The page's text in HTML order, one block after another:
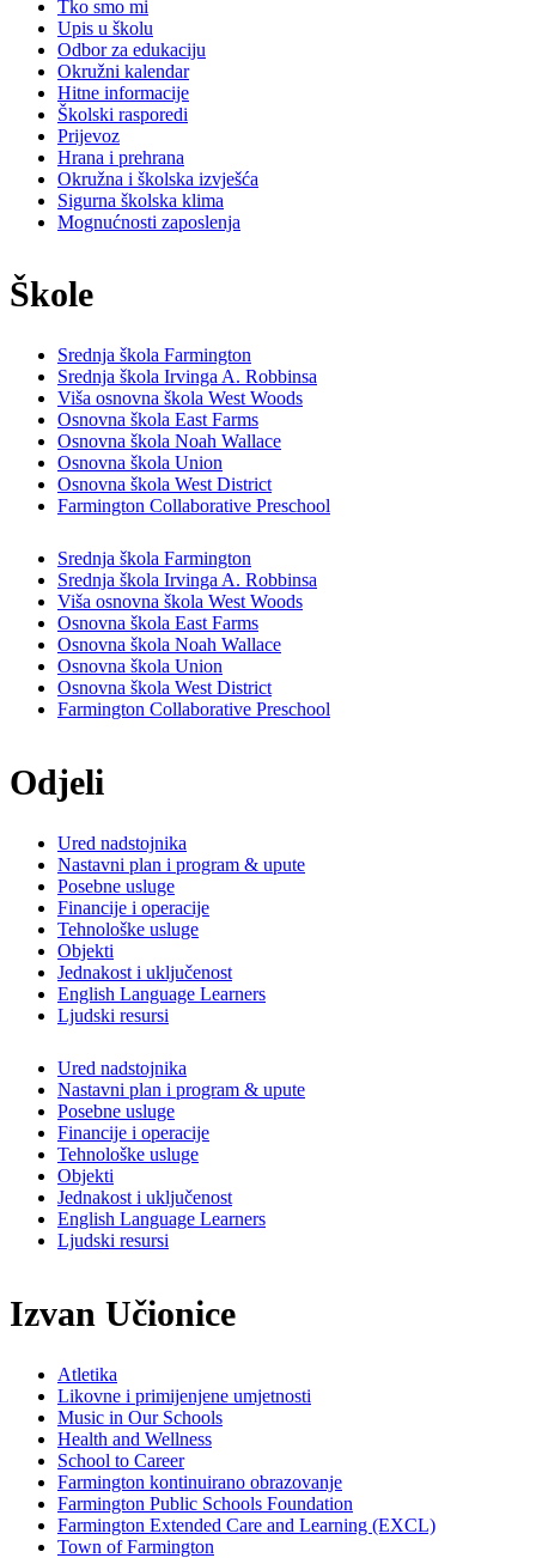
Tko smo mi
Upis u školu
Odbor za edukaciju
Okružni kalendar
Hitne informacije
Školski rasporedi
Prijevoz
Hrana i prehrana
Okružna i školska izvješća
Sigurna školska klima
Mognućnosti zaposlenja
Škole
Srednja škola Farmington
Srednja škola Irvinga A. Robbinsa
Viša osnovna škola West Woods
Osnovna škola East Farms
Osnovna škola Noah Wallace
Osnovna škola Union
Osnovna škola West District
Farmington Collaborative Preschool
Srednja škola Farmington
Srednja škola Irvinga A. Robbinsa
Viša osnovna škola West Woods
Osnovna škola East Farms
Osnovna škola Noah Wallace
Osnovna škola Union
Osnovna škola West District
Farmington Collaborative Preschool
Odjeli
Ured nadstojnika
Nastavni plan i program & upute
Posebne usluge
Financije i operacije
Tehnološke usluge
Objekti
Jednakost i uključenost
English Language Learners
Ljudski resursi
Ured nadstojnika
Nastavni plan i program & upute
Posebne usluge
Financije i operacije
Tehnološke usluge
Objekti
Jednakost i uključenost
English Language Learners
Ljudski resursi
Izvan Učionice
Atletika
Likovne i primijenjene umjetnosti
Music in Our Schools
Health and Wellness
School to Career
Farmington kontinuirano obrazovanje
Farmington Public Schools Foundation
Farmington Extended Care and Learning (EXCL)
Town of Farmington